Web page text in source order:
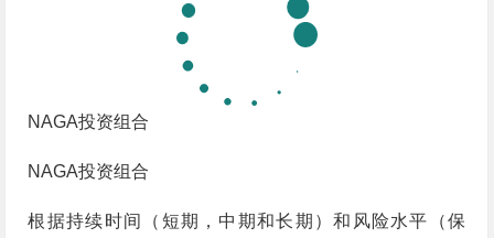
NAGA投资组合
NAGA投资组合
根据持续时间（短期，中期和长期）和风险水平（保